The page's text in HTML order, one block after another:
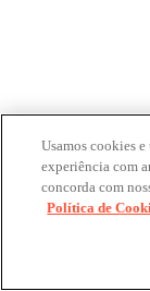
Usamos cookies
experiência com
concorda com
Política de